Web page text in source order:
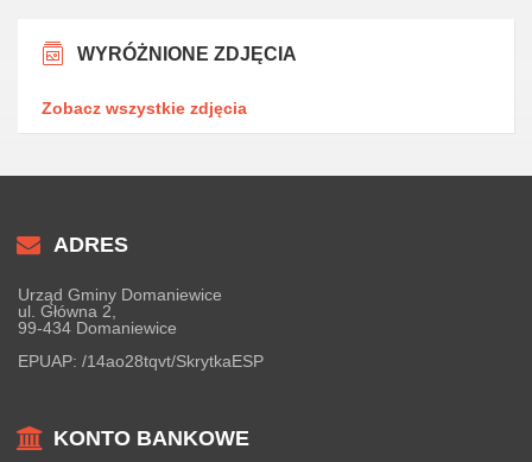
WYRÓŻNIONE ZDJĘCIA
Zobacz wszystkie zdjęcia
ADRES
Urząd Gminy Domaniewice
ul. Główna 2,
99-434 Domaniewice
EPUAP: /14ao28tqvt/SkrytkaESP
KONTO BANKOWE